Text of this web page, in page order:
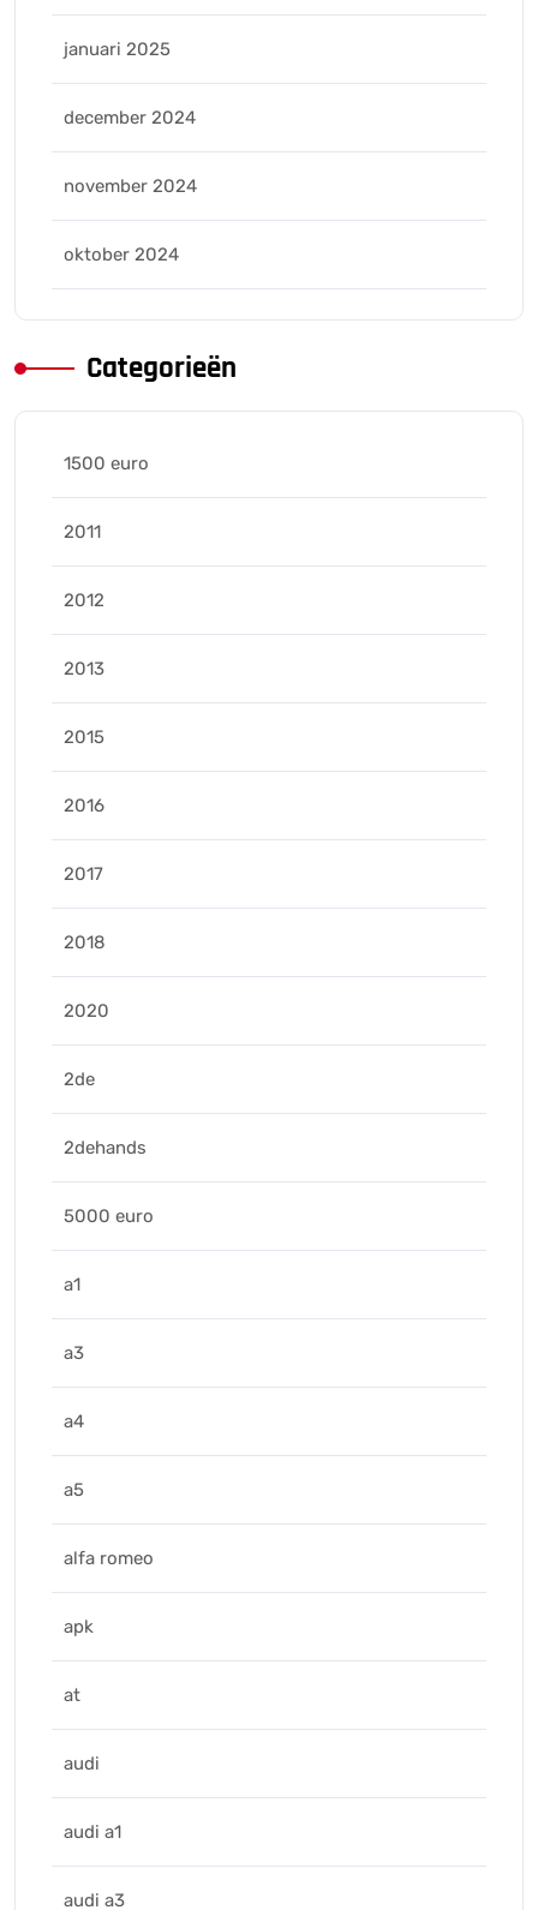
januari 2025
december 2024
november 2024
oktober 2024
Categorieën
1500 euro
2011
2012
2013
2015
2016
2017
2018
2020
2de
2dehands
5000 euro
a1
a3
a4
a5
alfa romeo
apk
at
audi
audi a1
audi a3